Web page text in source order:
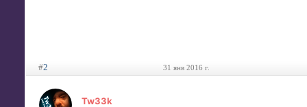
#2 31 янв 2016 г.
Tw33k